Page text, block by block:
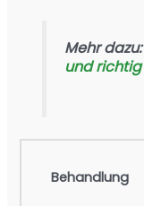
Mehr dazu:
und
Behandlung